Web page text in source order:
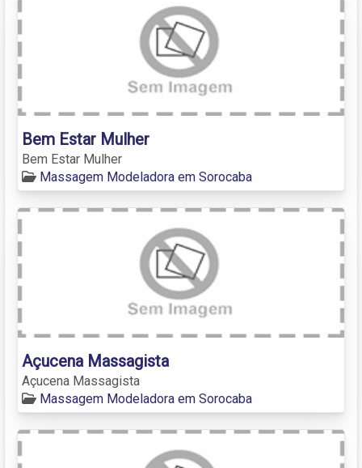
Bem Estar Mulher
Bem Estar Mulher
Massagem Modeladora em Sorocaba
Açucena Massagista
Açucena Massagista
Massagem Modeladora em Sorocaba